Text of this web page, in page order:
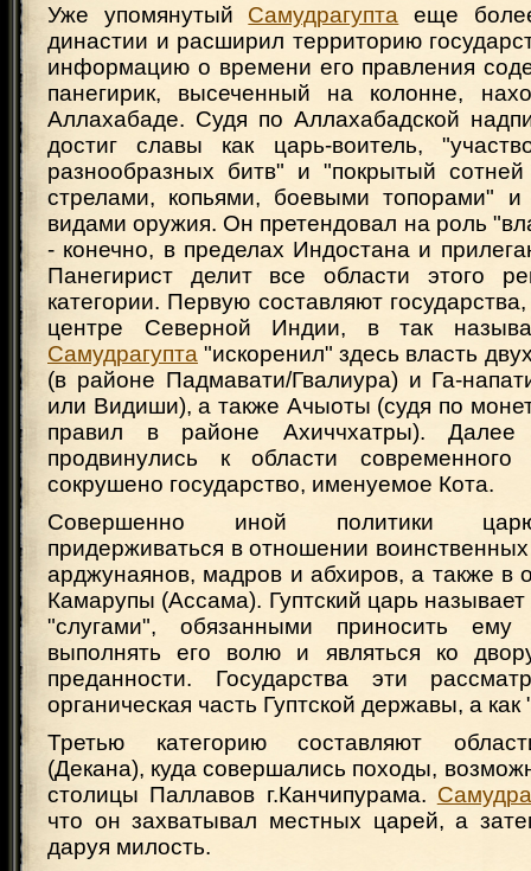
Уже упомянутый Самудрагупта еще
династии и расширил территорию
информацию о времени его правления
панегирик, высеченный на колонне,
Аллахабаде. Судя по Аллахабадской
достиг славы как царь-воитель,
разнообразных битв" и "покрытый
стрелами, копьями, боевыми топорами" и
видами оружия. Он претендовал на роль
- конечно, в пределах Индостана и
Панегирист делит все области этого
категории. Первую составляют
центре Северной Индии, в так
Самудрагупта "искоренил" здесь власть
(в районе Падмавати/Гвалиура) и Га-
или Видиши), а также Ачыоты (судя по
правил в районе Ахиччхатры). Далее
продвинулись к области
сокрушено государство, именуемое Кота.
Совершенно иной политики
придерживаться в отношении
арджунаянов, мадров и абхиров, а также в
Камарупы (Ассама). Гуптский царь
"слугами", обязанными приносить ему
выполнять его волю и являться ко
преданности. Государства эти
органическая часть Гуптской державы, а
Третью категорию составляют
(Декана), куда совершались походы,
столицы Паллавов г.Канчипурама.
что он захватывал местных царей, а
даруя милость.